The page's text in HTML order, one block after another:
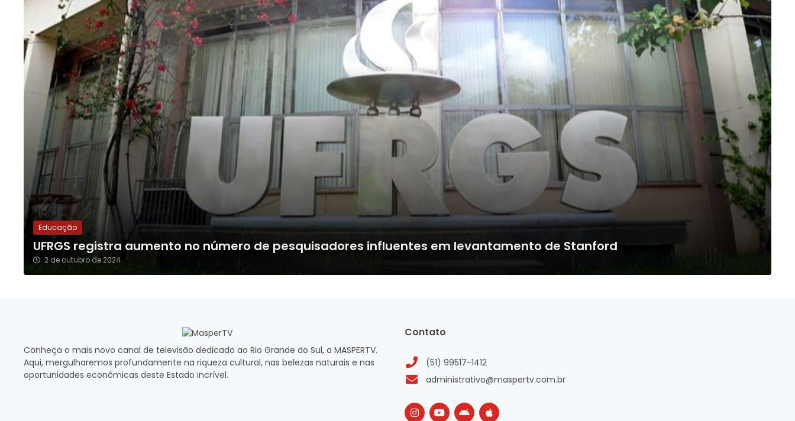
Educação
UFRGS registra aumento no número de pesquisadores influentes em levantamento de Stanford
2 de outubro de 2024
Conheça o mais novo canal de televisão dedicado ao Rio Grande do Sul, a MASPERTV.
Aqui, mergulharemos profundamente na riqueza cultural, nas belezas naturais e nas
oportunidades econômicas deste Estado incrível.
Contato
(51) 99517-1412
administrativo@maspertv.com.br